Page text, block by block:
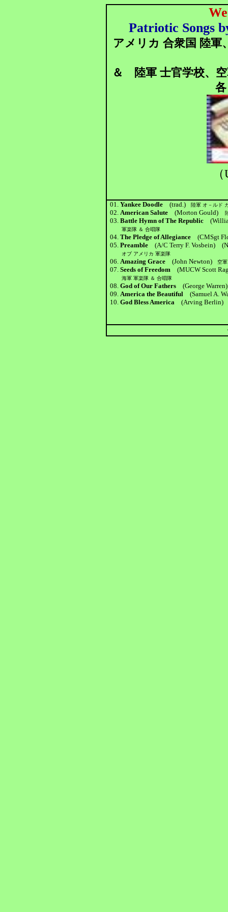
Patriotic Songs
アメリカ 合衆国 陸軍
＆ 陸軍 士官学校、
01.Yankee Doodle(trad.) 陸軍 オ－ルド
02.American Salute(Morton Gould)
03.Battle Hymn of The Republic
軍楽隊 ＆ 合唱隊
04.The Pledge of Allegiance(CMSgt
05.Preamble(A/C Terry F. Vosbein)
オブ アメリカ 軍楽隊
06.Amazing Grace(John Newton) 空軍
07.Seeds of Freedom(MUCW Scott
海軍 軍楽隊 ＆ 合唱隊
08.God of Our Fathers(George
09.America the Beautiful(Samuel A.
10.God Bless America(Arving